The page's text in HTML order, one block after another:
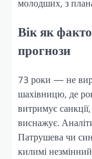
молодших, з
Вік як
прогнози
73 роки — не
шахівницю, де
витримує
виснажує.
Патрушева чи
килимі